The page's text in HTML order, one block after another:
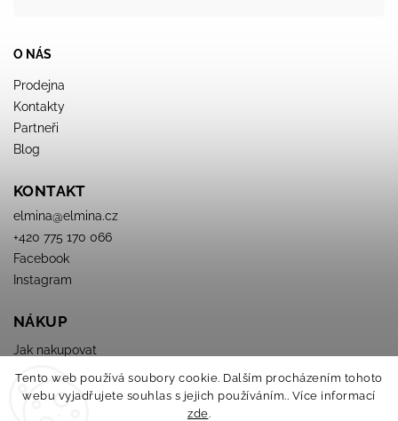
Tento web používá soubory cookie. Dalším procházením tohoto
webu vyjadřujete souhlas s jejich používáním.. Více informací
zde.
O NÁS
Prodejna
Kontakty
Partneři
Blog
KONTAKT
elmina@elmina.cz
+420 775 170 066
Facebook
Instagram
NÁKUP
Jak nakupovat
Obchodné podmienky
Podmínky ochrany osobních údajů